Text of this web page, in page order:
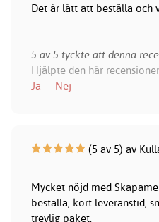
Det är lätt att beställa och
5 av 5 tyckte att denna
Hjälpte den här
Ja
Nej
(5 av 5) av
Mycket nöjd med
beställa, kort leveranstid,
trevlig paket.